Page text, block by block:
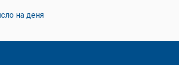
на деня